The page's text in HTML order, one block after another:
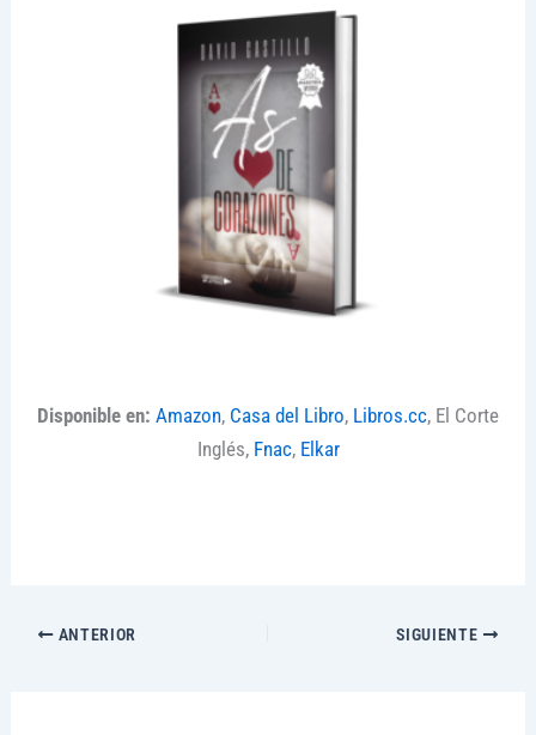
Disponible en: Amazon, Casa del Libro, Libros.cc, El Corte
Inglés, Fnac, Elkar
ANTERIOR SIGUIENTE